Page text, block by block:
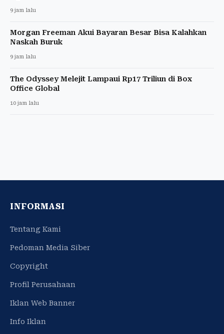
9 jam lalu
Morgan Freeman Akui Bayaran Besar Bisa Kalahkan
Naskah Buruk
9 jam lalu
The Odyssey Melejit Lampaui Rp17 Triliun di Box
Office Global
10 jam lalu
INFORMASI
Tentang Kami
Pedoman Media Siber
Copyright
Profil Perusahaan
Iklan Web Banner
Info Iklan